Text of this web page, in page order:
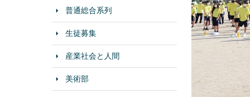
普通総合系列
生徒募集
産業社会と人間
美術部